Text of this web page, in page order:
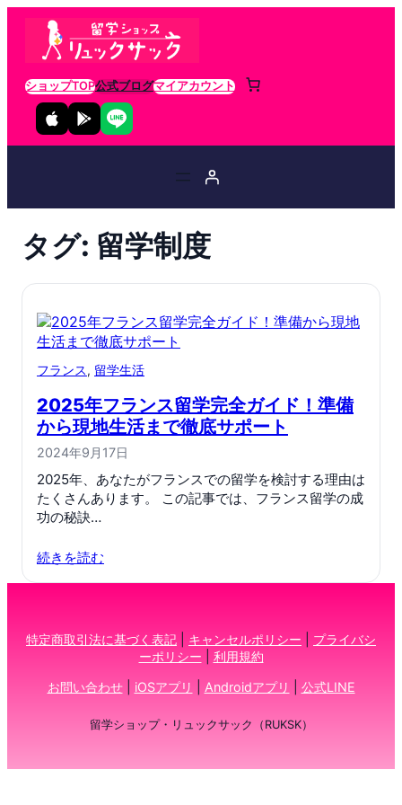
ショップTOP公式ブログマイアカウント
タグ: 留学制度
フランス, 留学生活
2025年フランス留学完全ガイド！準備
から現地生活まで徹底サポート
2024年9月17日
2025年、あなたがフランスでの留学を検討する理由は
たくさんあります。 この記事では、フランス留学の成
功の秘訣…
続きを読む
特定商取引法に基づく表記 キャンセルポリシー
プライバシ
ーポリシー
利用規約
お問い合わせ| iOSアプリ Androidアプリ 公式LINE
留学ショップ・リュックサック（RUKSK）